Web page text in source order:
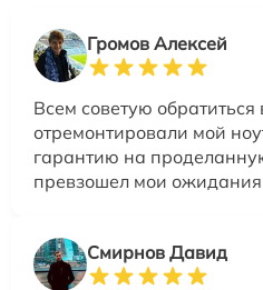
Громов Алексей
Всем советую
отремонтировали мой
гарантию на
превзошел мои
Смирнов Давид